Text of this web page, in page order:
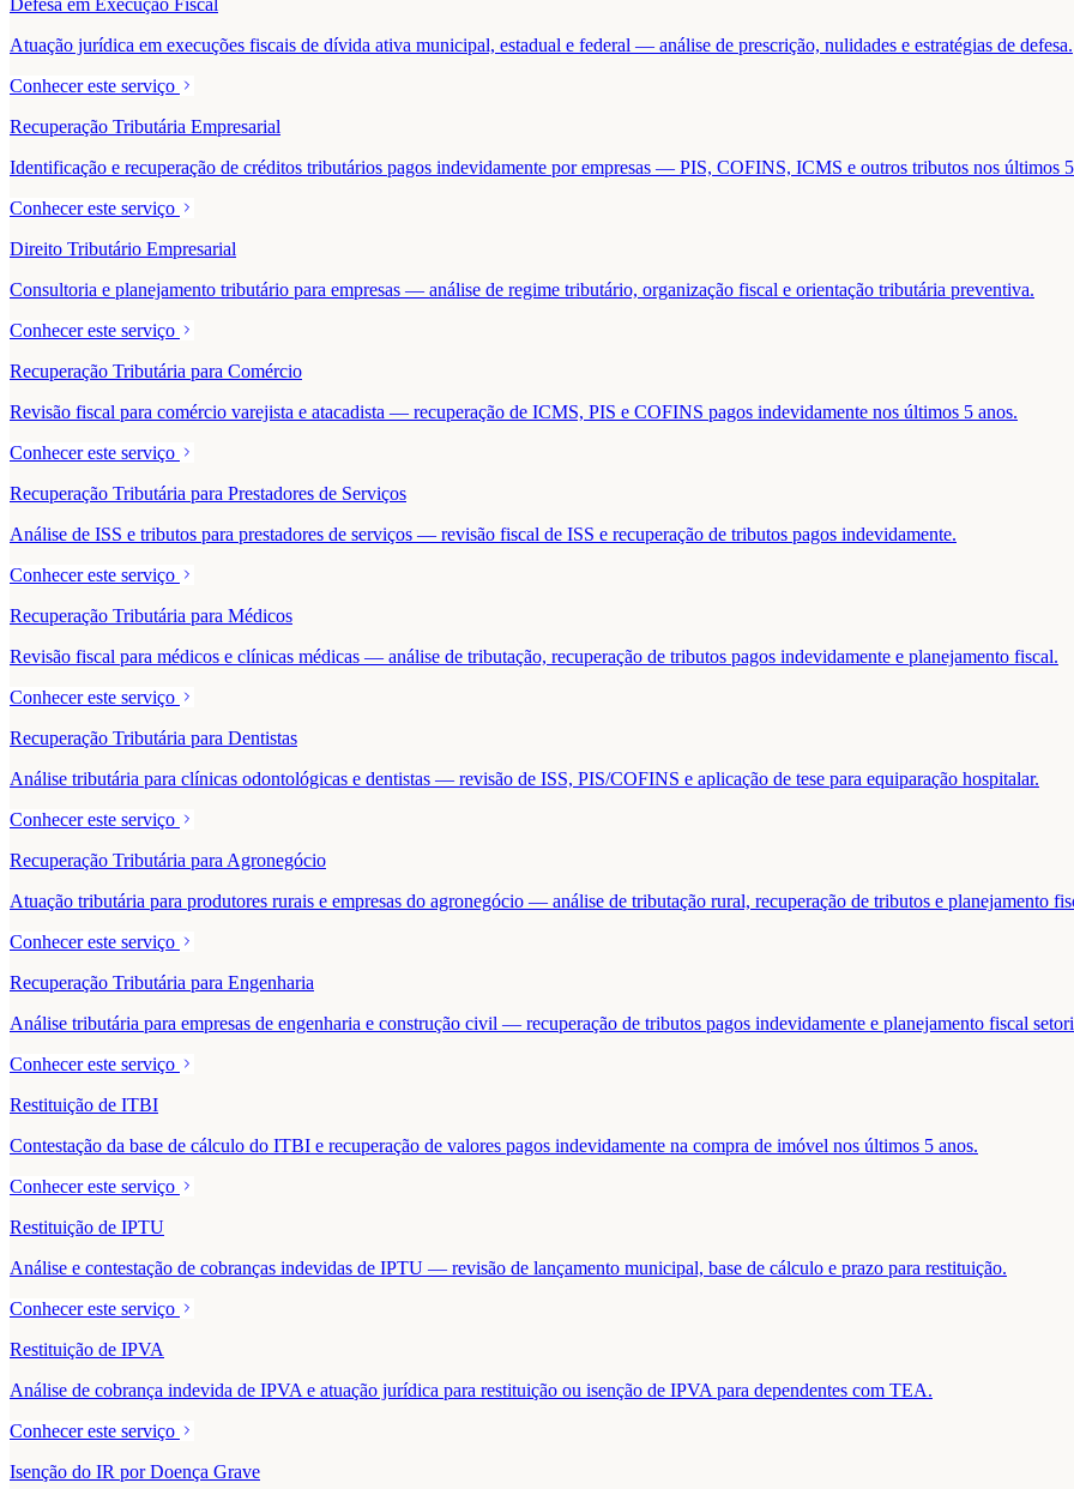
Defesa em Execução Fiscal
Atuação jurídica em execuções fiscais de dívida ativa municipal, estadual e federal — análise de prescrição, nulidades e estratégias de defesa.
Conhecer este serviço
Recuperação Tributária Empresarial
Identificação e recuperação de créditos tributários pagos indevidamente por empresas — PIS, COFINS, ICMS e outros tributos nos últimos
Conhecer este serviço
Direito Tributário Empresarial
Consultoria e planejamento tributário para empresas — análise de regime tributário, organização fiscal e orientação tributária preventiva.
Conhecer este serviço
Recuperação Tributária para Comércio
Revisão fiscal para comércio varejista e atacadista — recuperação de ICMS, PIS e COFINS pagos indevidamente nos últimos 5 anos.
Conhecer este serviço
Recuperação Tributária para Prestadores de Serviços
Análise de ISS e tributos para prestadores de serviços — revisão fiscal de ISS e recuperação de tributos pagos indevidamente.
Conhecer este serviço
Recuperação Tributária para Médicos
Revisão fiscal para médicos e clínicas médicas — análise de tributação, recuperação de tributos pagos indevidamente e planejamento fiscal.
Conhecer este serviço
Recuperação Tributária para Dentistas
Análise tributária para clínicas odontológicas e dentistas — revisão de ISS, PIS/COFINS e aplicação de tese para equiparação hospitalar.
Conhecer este serviço
Recuperação Tributária para Agronegócio
Atuação tributária para produtores rurais e empresas do agronegócio — análise de tributação rural, recuperação de tributos e planejamento
Conhecer este serviço
Recuperação Tributária para Engenharia
Análise tributária para empresas de engenharia e construção civil — recuperação de tributos pagos indevidamente e planejamento fiscal
Conhecer este serviço
Restituição de ITBI
Contestação da base de cálculo do ITBI e recuperação de valores pagos indevidamente na compra de imóvel nos últimos 5 anos.
Conhecer este serviço
Restituição de IPTU
Análise e contestação de cobranças indevidas de IPTU — revisão de lançamento municipal, base de cálculo e prazo para restituição.
Conhecer este serviço
Restituição de IPVA
Análise de cobrança indevida de IPVA e atuação jurídica para restituição ou isenção de IPVA para dependentes com TEA.
Conhecer este serviço
Isenção do IR por Doença Grave